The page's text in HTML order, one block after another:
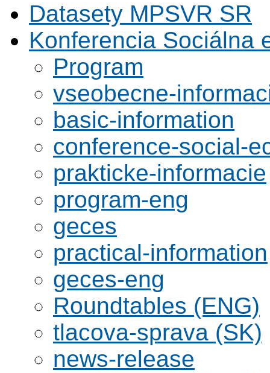
Datasety MPSVR SR
Konferencia Sociálna
Program
vseobecne-
basic-information
conference-social-
prakticke-informacie
program-eng
geces
practical-information
geces-eng
Roundtables (ENG)
tlacova-sprava (SK)
news-release